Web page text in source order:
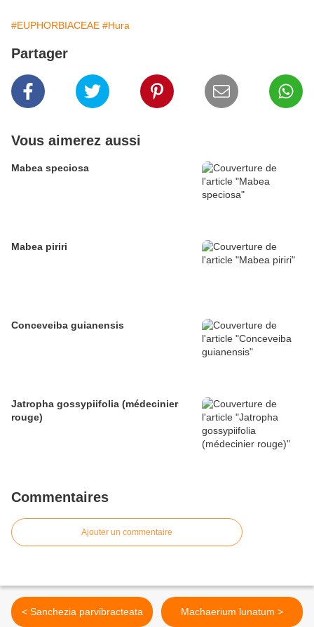
#EUPHORBIACEAE #Hura
Partager
Vous aimerez aussi
Mabea speciosa
Mabea piriri
Conceveiba guianensis
Jatropha gossypiifolia (médecinier
rouge)
Commentaires
Ajouter un commentaire
< Sanchezia parvibracteata Machaerium lunatum >